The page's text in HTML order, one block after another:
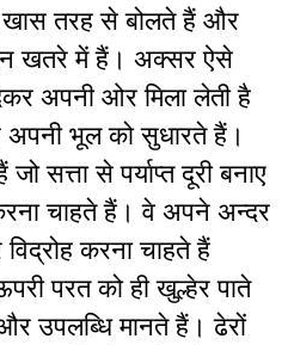
खास तरह से बोलते हैं और
खतरे में हैं। अक्सर ऐसे
अपनी ओर मिला लेती है
अपनी भूल को सुधारते हैं।
सत्ता से पर्याप्त दूरी बनाए
चाहते हैं। वे अपने अन्दर
करना चाहते हैं
परत को ही खुल्हेर पाते
उपलब्धि मानते हैं। ढेरों